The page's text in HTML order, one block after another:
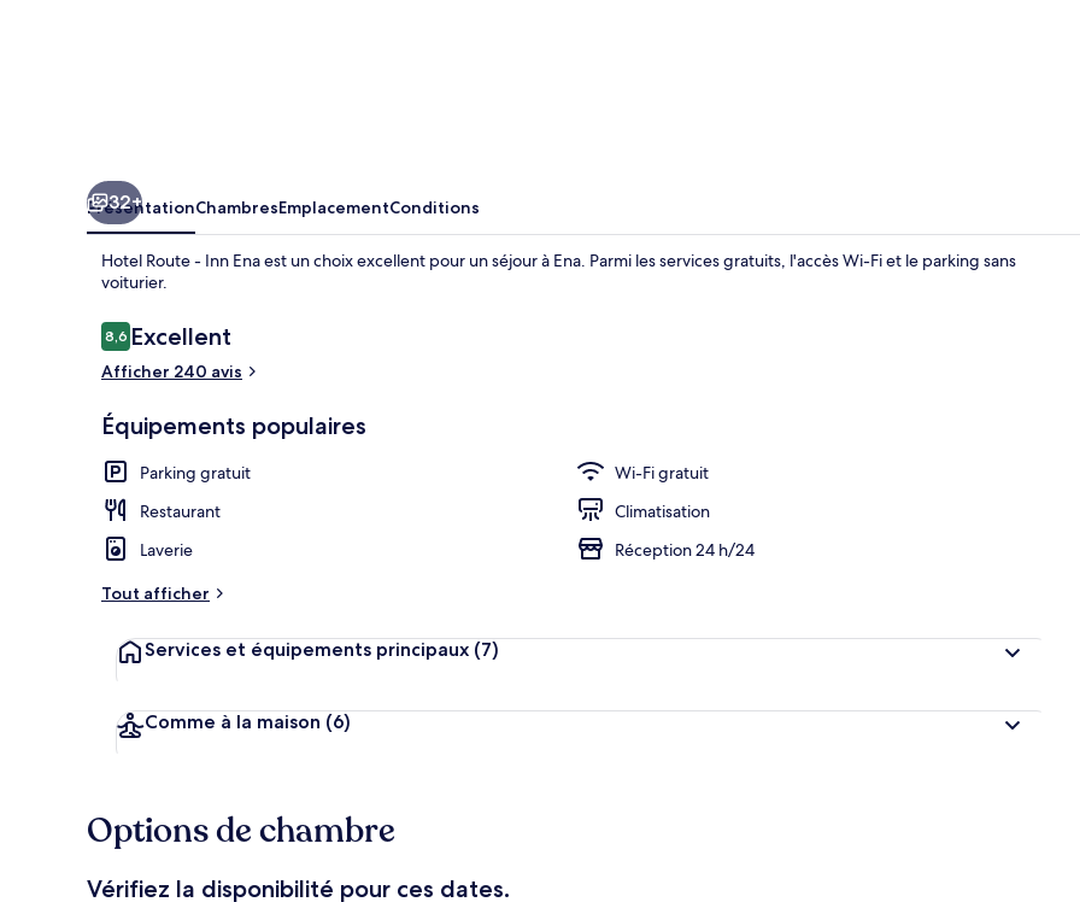
32+
PrésentationChambresEmplacementConditions
Hotel Route - Inn Ena est un choix excellent pour un séjour à Ena. Parmi les services gratuits, l'accès Wi-Fi et le parking sans
voiturier.
Avis
voyageurs
8,68,6 sur 10
Excellent
Afficher 240 avis
Équipements populaires
Parking gratuit
Wi-Fi gratuit
Restaurant
Climatisation
Laverie
Réception 24 h/24
Tout afficher
Services et équipements principaux (7)
Comme à la maison (6)
Options de chambre
Vérifiez la disponibilité pour ces dates.